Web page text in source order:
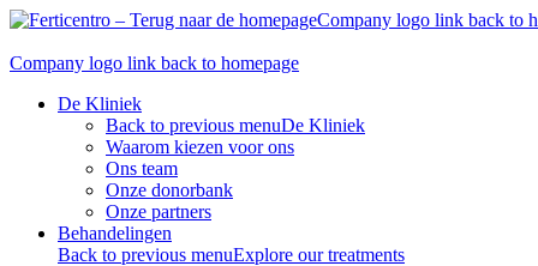
Skip
content
Company logo link back to
Company logo link back to homepage
De Kliniek
Back to previous menuDe Kliniek
Waarom kiezen voor ons
Ons team
Onze donorbank​
Onze partners
Behandelingen
Back to previous menuExplore our treatments